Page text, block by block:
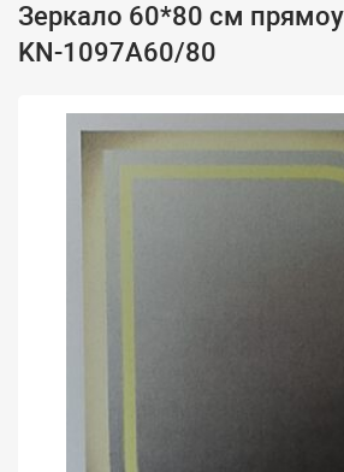
Зеркало 60*80 см
KN-1097А60/80